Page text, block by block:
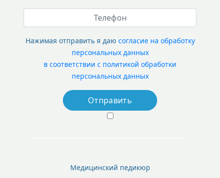
Нажимая отправить я даю согласие на обработку
персональных данных
в соответствии с политикой обработки
персональных данных
Медицинский педикюр